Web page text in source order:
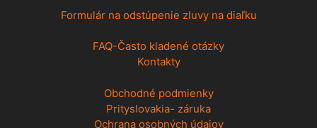
Formulár na odstúpenie zluvy na diaľku
FAQ-Často kladené otázky
Kontakty
Obchodné podmienky
Prityslovakia- záruka
Ochrana osobných údajov